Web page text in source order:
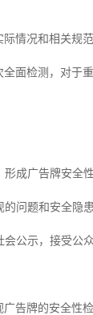
情况和相关规范
面检测，对于
形成广告牌安全
问题和安全隐
公示，接受公众
告牌的安全性